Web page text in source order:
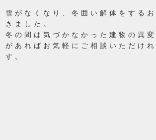
雪がなくなり、冬囲い解体をする
きました。
冬の間は気づかなかった建物の異
があればお気軽にご相談いただけれ
す。